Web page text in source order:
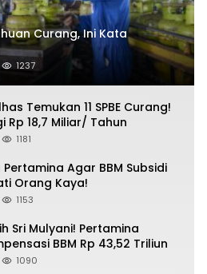
Curang, Ini Kata
1237
Temukan 11 SPBE Curang!
Rp 18,7 Miliar/ Tahun
1181
Agar BBM Subsidi
Orang Kaya!
1153
Sri Mulyani! Pertamina
BBM Rp 43,52 Triliun
1090